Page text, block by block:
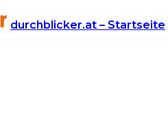
durchblicker.at – Startseite